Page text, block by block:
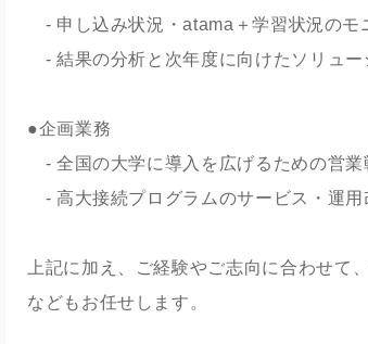
‐ 申し込み状況・atama＋学習状況のモ
‐ 結果の分析と次年度に向けたソリュ
●企画業務
‐ 全国の大学に導入を広げるための営業
‐ 高大接続プログラムのサービス・運
上記に加え、ご経験やご志向に合わせて
などもお任せします。